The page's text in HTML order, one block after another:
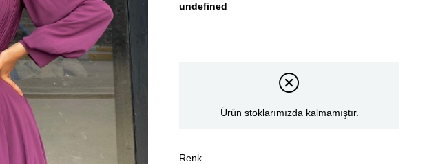
undefined
Ürün stoklarımızda kalmamıştır.
Renk